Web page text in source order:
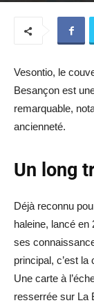
Vesontio, le
Besançon est
remarquable,
ancienneté.
Un long
Déjà reconnu
haleine, lancé en
ses
principal, c’est
Une carte à
resserrée sur La